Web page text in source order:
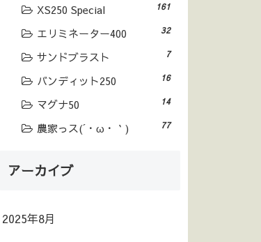
XS250 Special 161
エリミネーター400 32
サンドブラスト 7
バンディット250 16
マグナ50 14
農家っス(´・ω・｀) 77
アーカイブ
2025年8月